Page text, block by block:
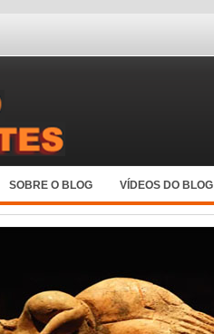
SOBRE O BLOG VÍDEOS DO BLOG